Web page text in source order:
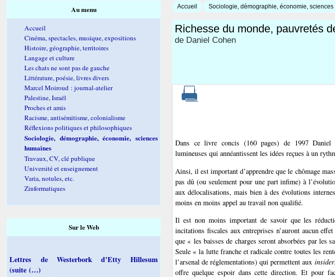
Accueil Sociologie, démographie, économie,
Richesse du monde, pauvretés
de Daniel Cohen
Dans ce livre concis (160 pages) de 1997 Daniel
lumineuses qui annéantissent les idées reçues à un
Ainsi, il est important d’apprendre que le chômage
pas dû (ou seulement pour une part infime) à
aux délocalisations, mais bien à des évolutions
moins en moins appel au travail non qualifié.
Il est non moins important de savoir que les
incitations fiscales aux entreprises n’auront aucun
que « les baisses de charges seront absorbées par les
Seule « la lutte franche et radicale contre toutes les
l’arsenal de réglementations) qui permettent aux
offre quelque espoir dans cette direction. Et pour
Au menu
Accueil
Cinéma, spectacles, musique, expositions
Histoire, géographie, territoires
Langage et culture
Les chats ne sont pas de gauche
Littérature, poésie, livres divers
Marcel Moiroud : journal-atelier
Palestine, Israël
Proches et amis
Racisme, antisémitisme, colonialisme
Réflexions politiques et philosophiques
Sociologie, démographie, économie, sciences
humaines
Travaux, CV, clé publique
Université et enseignement
Varia, notules, etc.
Zinformatiques
Sur le Web
Lettres de Westerbork d’Etty Hillesum
(suite (…)